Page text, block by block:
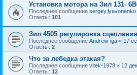
Установка мотора на Зил 131-
Последнее сообщение sergey.lyavonenko
Ответы: 101
Зил 4505 регулировка сцепления
Последнее сообщение Andrew-iga « 17
Ответы: 2
Что за лебедка этакая?
Последнее сообщение vitek-1978 « 12
Ответы: 12